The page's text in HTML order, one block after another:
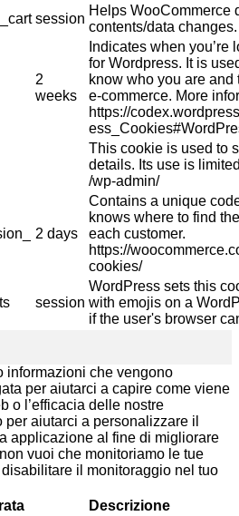
session
Helps WooCommerce
contents/data changes.
2
weeks
Indicates when
for Wordpress. It is
know who you are
e-commerce. More
https://
This cookie is used to
details. Its use is
/wp-admin/
2 days
Contains a unique
knows where to find
each customer.
https://
cookies/
session
WordPress sets this
with emojis on a
if the user's browser
informazioni che vengono
per aiutarci a capire come viene
o l’efficacia delle nostre
aiutarci a personalizzare il
applicazione al fine di migliorare
vuoi che monitoriamo le tue
il monitoraggio nel tuo
Descrizione